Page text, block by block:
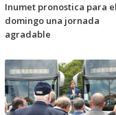
Inumet pronostica para el
domingo una jornada
agradable